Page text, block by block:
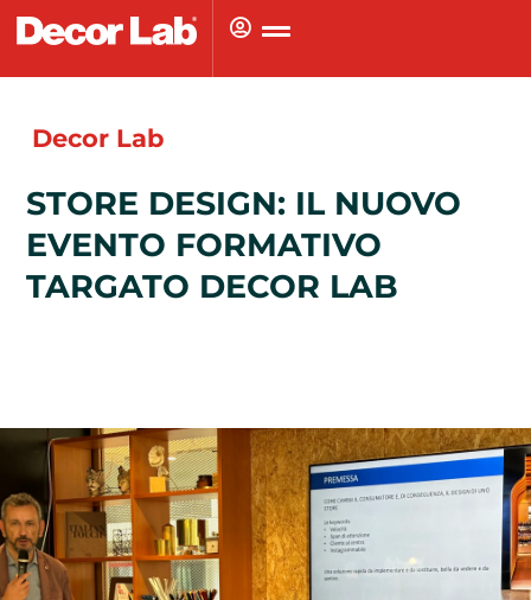
Decor Lab
STORE DESIGN: IL NUOVO
EVENTO FORMATIVO
TARGATO DECOR LAB